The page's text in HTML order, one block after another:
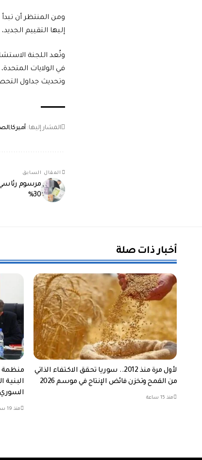
ومن المنتظر أن
إليها التقييم
في الولايات
وتحديث جداول
المشار إليها: أميركا
المقال السابق
مرسوم
30%
أخبار ذات صلة
لأول مرة منذ 2012.. سوريا تحقق الاكتفاء الذاتي
من القمح وتخزن فائض الإنتاج في موسم 2026
منذ 15 ساعة
منظمة
البنية
السوري
منذ 19 ساعة